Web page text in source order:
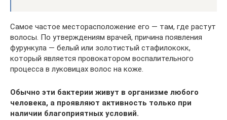
Самое частое месторасположение его — там, где растут
волосы. По утверждениям врачей, причина появления
фурункула — белый или золотистый стафилококк,
который является провокатором воспалительного
процесса в луковицах волос на коже.
Обычно эти бактерии живут в организме любого
человека, а проявляют активность только при
наличии благоприятных условий.